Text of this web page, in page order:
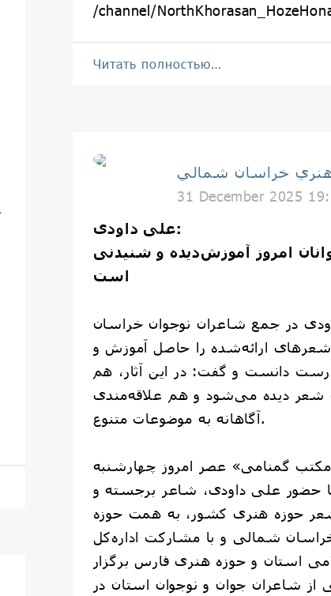
/channel/
Читать полностью…
خراسان شمالي
31 December 2025
علی داودی:
امروز آموزش‌دیده و شنیدنی
است
در جمع شاعران نوجوان خراسان
ارائه‌شده را حاصل آموزش و
دانست و گفت: در این آثار، هم
دیده می‌شود و هم علاقه‌مندی
آگاهانه به موضوعات متنوع.
گمنامی» عصر امروز چهارشنبه
با حضور علی داودی، شاعر برجسته و
حوزه هنری کشور، به همت حوزه
شمالی و با مشارکت اداره‌کل
استان و حوزه هنری فارس برگزار
شاعران جوان و نوجوان استان در